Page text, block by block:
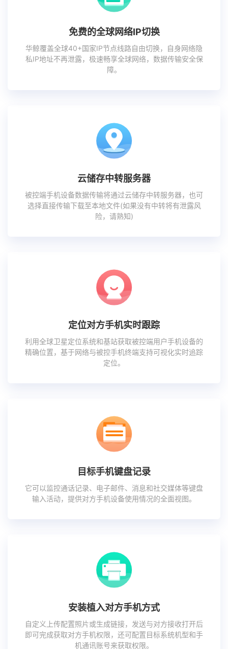
免费的全球网络IP切换
华鲸覆盖全球40+国家IP节点线路自由切换，自身网络隐
私IP地址不再泄露，极速畅享全球网络，数据传输安全保
障。
云储存中转服务器
被控端手机设备数据传输将通过云储存中转服务器，也可
选择直接传输下载至本地文件(如果没有中转将有泄露风
险，请熟知)
定位对方手机实时跟踪
利用全球卫星定位系统和基站获取被控端用户手机设备的
精确位置，基于网络与被控手机终端支持可视化实时追踪
定位。
目标手机键盘记录
它可以监控通话记录、电子邮件、消息和社交媒体等键盘
输入活动，提供对方手机设备使用情况的全面视图。
安装植入对方手机方式
自定义上传配置照片或生成链接，发送与对方接收打开后
即可完成获取对方手机权限，还可配置目标系统机型和手
机通讯账号来获取权限。